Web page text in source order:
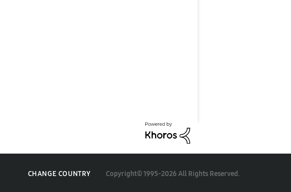
CHANGE COUNTRY Copyright© 1995-2026 All Rights Reserved.